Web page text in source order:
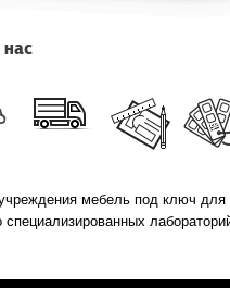
мебель под ключ для